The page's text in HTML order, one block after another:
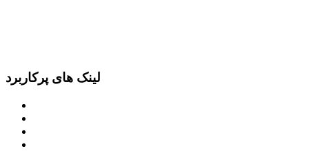
لینک های پرکاربرد